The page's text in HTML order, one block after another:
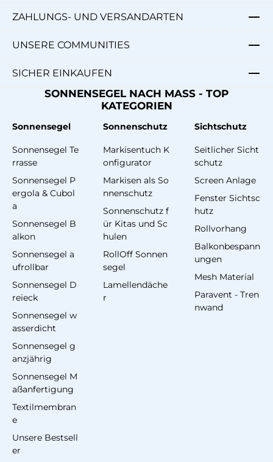
ZAHLUNGS- UND VERSANDARTEN
UNSERE COMMUNITIES
SICHER EINKAUFEN
SONNENSEGEL NACH MASS - TOP
KATEGORIEN
Sonnensegel
Sonnensegel Te
rrasse
Sonnensegel P
ergola & Cubol
a
Sonnensegel B
alkon
Sonnensegel a
ufrollbar
Sonnensegel D
reieck
Sonnensegel w
asserdicht
Sonnensegel g
anzjährig
Sonnensegel M
aßanfertigung
Textilmembran
e
Unsere Bestsell
er
Sonnenschutz
Markisentuch K
onfigurator
Markisen als So
nnenschutz
Sonnenschutz f
ür Kitas und Sc
hulen
RollOff Sonnen
segel
Lamellendäche
r
Sichtschutz
Seitlicher Sicht
schutz
Screen Anlage
Fenster Sichtsc
hutz
Rollvorhang
Balkonbespann
ungen
Mesh Material
Paravent - Tren
nwand